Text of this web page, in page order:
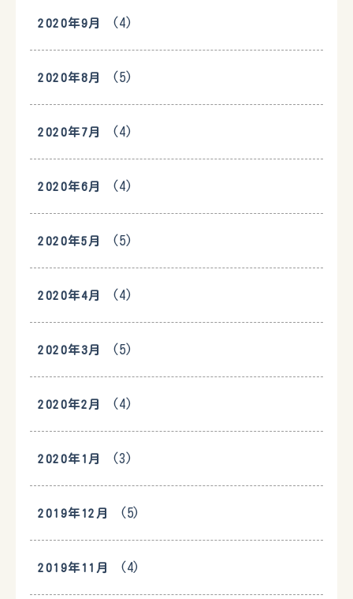
2020年9月 (4)
2020年8月 (5)
2020年7月 (4)
2020年6月 (4)
2020年5月 (5)
2020年4月 (4)
2020年3月 (5)
2020年2月 (4)
2020年1月 (3)
2019年12月 (5)
2019年11月 (4)